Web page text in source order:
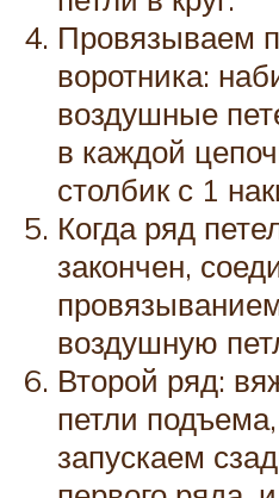
Провязываем
воротника:
воздушные
в каждой
столбик с 1
Когда ряд
закончен,
воздушную
Второй ряд:
петли
запускаем